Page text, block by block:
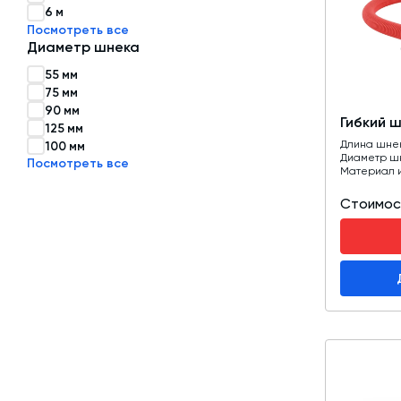
Затворы для силосов и дозаторов
Авто и Ж/Д весы
Пневмооборудование
Датчики
Рециклинг
6 м
Посмотреть все
Диаметр шнека
55 мм
75 мм
90 мм
125 мм
100 мм
Посмотреть все
Гибкий
Длина
Диаметр
Материал